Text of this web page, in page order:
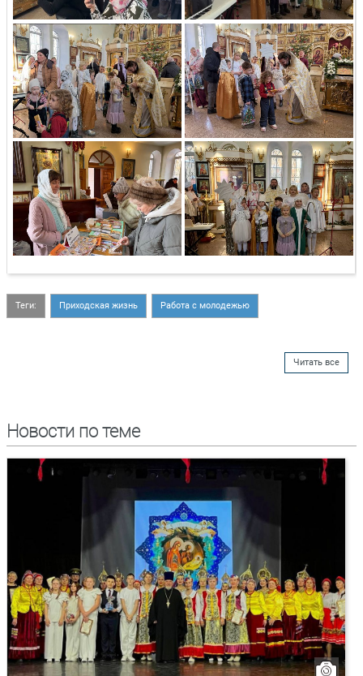
Теги: Приходская жизнь Работа с молодежью
Читать все
Новости по теме